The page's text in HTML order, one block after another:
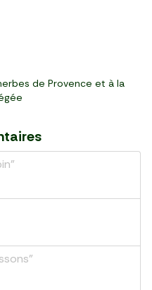
de Provence et à la